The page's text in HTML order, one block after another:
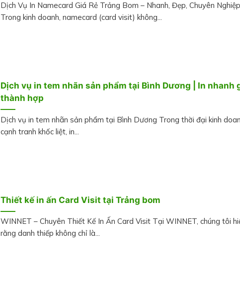
Dịch Vụ In Namecard Giá Rẻ Trảng Bom – Nhanh, Đẹp, Chuyên Nghiệp
Trong kinh doanh, namecard (card visit) không...
Dịch vụ in tem nhãn sản phẩm tại Bình Dương | In nhanh
thành hợp
Dịch vụ in tem nhãn sản phẩm tại Bình Dương Trong thời đại kinh
cạnh tranh khốc liệt, in...
Thiết kế in ấn Card Visit tại Trảng bom
WINNET – Chuyên Thiết Kế In Ấn Card Visit Tại WINNET, chúng tôi
rằng danh thiếp không chỉ là...